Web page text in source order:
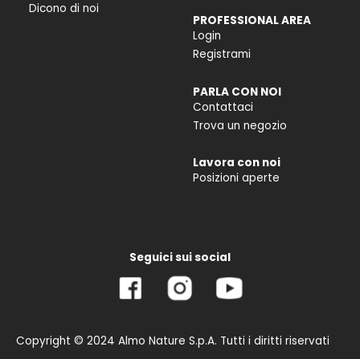
Dicono di noi
PROFESSIONAL AREA
Login
Registrami
PARLA CON NOI
Contattaci
Trova un negozio
Lavora con noi
Posizioni aperte
Seguici sui social
Copyright © 2024 Almo Nature S.p.A. Tutti i diritti riservati